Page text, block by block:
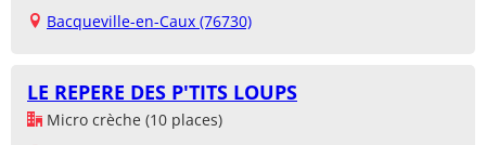
Bacqueville-en-Caux (76730)
LE REPERE DES P'TITS LOUPS
Micro crèche (10 places)